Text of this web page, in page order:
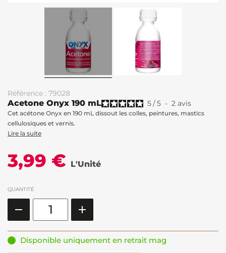
Référence : 79028
Acetone Onyx 190 mL 5/5 - 2 avis
Cet acétone Onyx en 190 mL dissout les colles, peintures, mastics
cellulosiques et vernis.
Lire la suite
3,99 € L'Unité
QUANTITÉ
Disponible uniquement en retrait mag